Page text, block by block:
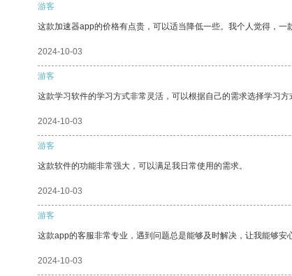
游客
这款加速器app的价格有点贵，可以适当降低一些。我个人觉得，一
2024-10-03
游客
这款学习软件的学习方式非常灵活，可以根据自己的需求选择学习方
2024-10-03
游客
这款软件的功能非常强大，可以满足我日常使用的需求。
2024-10-03
游客
这款app的客服非常专业，遇到问题总是能够及时解决，让我能够安
2024-10-03